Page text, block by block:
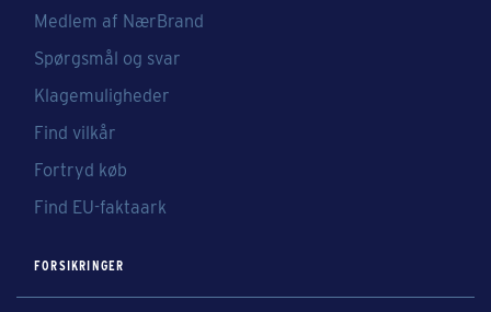
Medlem af NærBrand
Spørgsmål og svar
Klagemuligheder
Find vilkår
Fortryd køb
Find EU-faktaark
FORSIKRINGER